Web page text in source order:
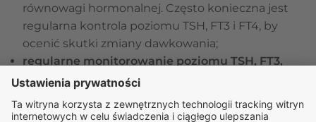
równowagi hormonalnej. Często konieczna jest
regularna kontrola poziomu TSH, FT3 i FT4, by
ocenić skutki zmiany dawkowania;
regularne monitorowanie poziomu TSH, FT3,
FT4– w wyniku zmiany dawki leków pacjent
hormonów tarczycy powinny być kontrolowane